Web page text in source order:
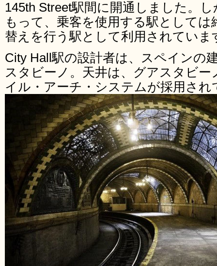
145th Street駅間に開通しました。
もって、乗客を使用する駅としては
替えを行う駅として利用されていま
City Hall駅の設計者は、スペインの
スタビーノ。天井は、グアスタビ
イル・アーチ・システムが採用され